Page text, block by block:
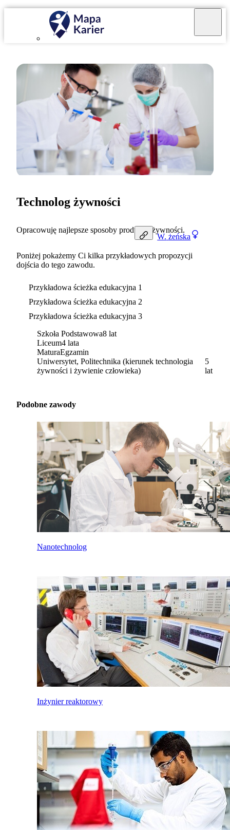
W. żeńska
Technolog żywności
Opracowuję najlepsze sposoby produkcji żywności.
Poniżej pokażemy Ci kilka przykładowych propozycji
dojścia do tego zawodu.
Przykładowa ścieżka edukacyjna 1
Przykładowa ścieżka edukacyjna 2
Przykładowa ścieżka edukacyjna 3
Szkoła Podstawowa8 lat
Liceum4 lata
MaturaEgzamin
Uniwersytet, Politechnika (kierunek technologia
żywności i żywienie człowieka)
5
lat
Podobne zawody
Nanotechnolog
Inżynier reaktorowy